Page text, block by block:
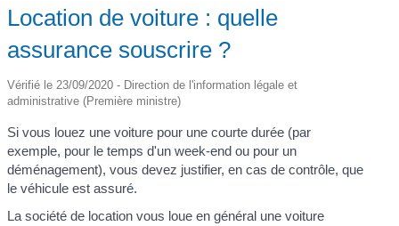
Location de voiture : quelle
assurance souscrire ?
Vérifié le 23/09/2020 - Direction de l'information légale et
administrative (Première ministre)
Si vous louez une voiture pour une courte durée (par
exemple, pour le temps d'un week-end ou pour un
déménagement), vous devez justifier, en cas de contrôle, que
le véhicule est assuré.
La société de location vous loue en général une voiture